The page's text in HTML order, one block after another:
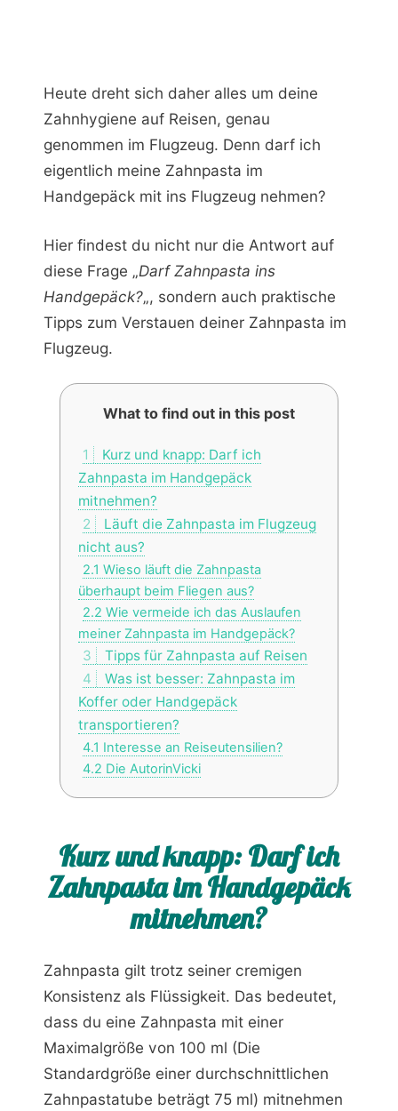
Heute dreht sich daher alles um deine
Zahnhygiene auf Reisen, genau
genommen im Flugzeug. Denn darf ich
eigentlich meine Zahnpasta im
Handgepäck mit ins Flugzeug nehmen?
Hier findest du nicht nur die Antwort auf
diese Frage „Darf Zahnpasta ins
Handgepäck?„, sondern auch praktische
Tipps zum Verstauen deiner Zahnpasta im
Flugzeug.
What to find out in this post
1
Kurz und knapp: Darf ich
Zahnpasta im Handgepäck
mitnehmen?
2
Läuft die Zahnpasta im Flugzeug
nicht aus?
2.1 Wieso läuft die Zahnpasta
überhaupt beim Fliegen aus?
2.2 Wie vermeide ich das Auslaufen
meiner Zahnpasta im Handgepäck?
3
Tipps für Zahnpasta auf Reisen
4
Was ist besser: Zahnpasta im
Koffer oder Handgepäck
transportieren?
4.1 Interesse an Reiseutensilien?
4.2 Die AutorinVicki
Kurz und knapp: Darf ich
Zahnpasta im Handgepäck
mitnehmen?
Zahnpasta gilt trotz seiner cremigen
Konsistenz als Flüssigkeit. Das bedeutet,
dass du eine Zahnpasta mit einer
Maximalgröße von 100 ml (Die
Standardgröße einer durchschnittlichen
Zahnpastatube beträgt 75 ml) mitnehmen